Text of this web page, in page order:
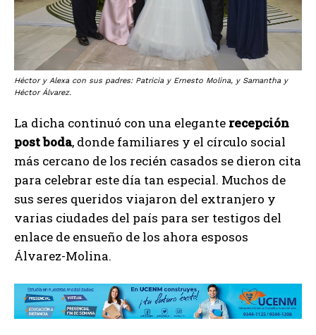
Héctor y Alexa con sus padres: Patricia y Ernesto Molina, y Samantha y
Héctor Álvarez.
La dicha continuó con una elegante recepción
post boda, donde familiares y el círculo social
más cercano de los recién casados se dieron cita
para celebrar este día tan especial. Muchos de
sus seres queridos viajaron del extranjero y
varias ciudades del país para ser testigos del
enlace de ensueño de los ahora esposos
Álvarez-Molina.